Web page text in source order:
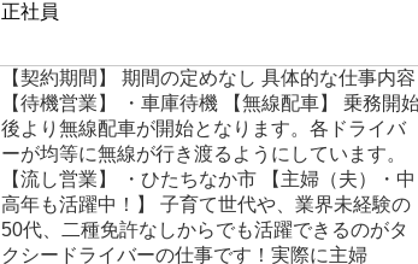
【契約期間】 期間の定めなし 具体的な仕事内容
【待機営業】 ・車庫待機 【無線配車】 乗務開始
後より無線配車が開始となります。各ドライバ
ーが均等に無線が行き渡るようにしています。
【流し営業】 ・ひたちなか市 【主婦（夫）・中
高年も活躍中！】 子育て世代や、業界未経験の